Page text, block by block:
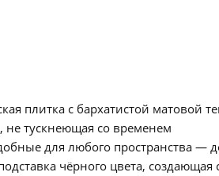
плитка с бархатистой матовой
не тускнеющая со временем
для любого пространства —
чёрного цвета,